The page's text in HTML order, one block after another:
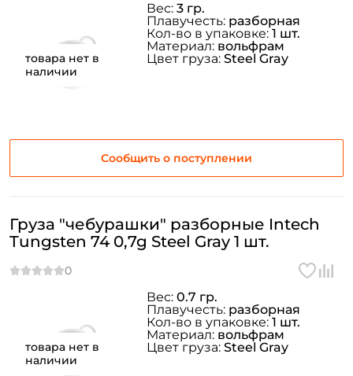
товара нет в
наличии
Сообщить о поступлении
Вес: 3 гр.
Плавучесть: разборная
Кол-во в упаковке:1 шт.
Материал: вольфрам
Цвет груза: Steel Gray
товара нет в
наличии
Груза "чебурашки" разборные Intech
Tungsten 74 0,7g Steel Gray 1 шт.
Вес: 0.7 гр.
Плавучесть: разборная
Кол-во в упаковке:1 шт.
Материал: вольфрам
Цвет груза: Steel Gray